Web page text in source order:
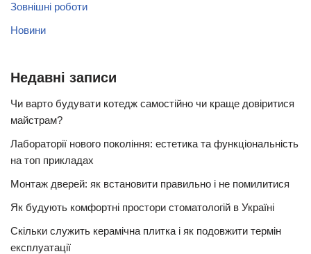
Зовнішні роботи
Новини
Недавні записи
Чи варто будувати котедж самостійно чи краще довіритися
майстрам?
Лабораторії нового покоління: естетика та функціональність
на топ прикладах
Монтаж дверей: як встановити правильно і не помилитися
Як будують комфортні простори стоматологій в Україні
Скільки служить керамічна плитка і як подовжити термін
експлуатації